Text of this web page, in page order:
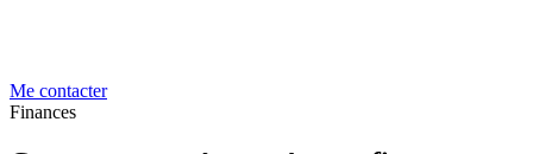
Me contacter
Finances